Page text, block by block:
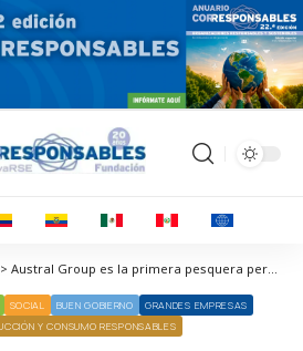
Corresponsables > Noticias > Austral Group es la primera pesquera peruana con el sello “Perú Limpio”
SOCIAL BUEN GOBIERNO
GRANDES EMPRESAS
Y CONSUMO RESPONSABLES